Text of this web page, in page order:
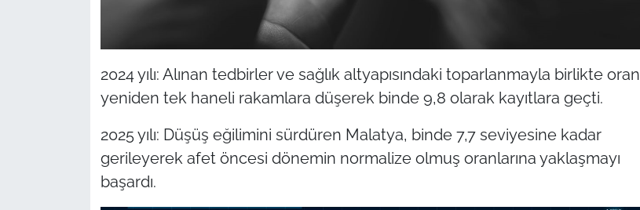
2024 yılı: Alınan tedbirler ve sağlık altyapısındaki toparlanmayla birlikte oran
yeniden tek haneli rakamlara düşerek binde 9,8 olarak kayıtlara geçti.
2025 yılı: Düşüş eğilimini sürdüren Malatya, binde 7,7 seviyesine kadar
gerileyerek afet öncesi dönemin normalize olmuş oranlarına yaklaşmayı
başardı.